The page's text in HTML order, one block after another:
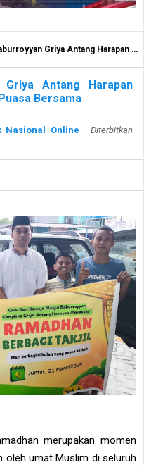
Antang Harapan Berbagi Takjil dan Gelar Buka Puasa Bersama
Griya Antang Harapan
Bersama
Nasional Online
Diterbitkan
merupakan momen
oleh umat Muslim di seluruh